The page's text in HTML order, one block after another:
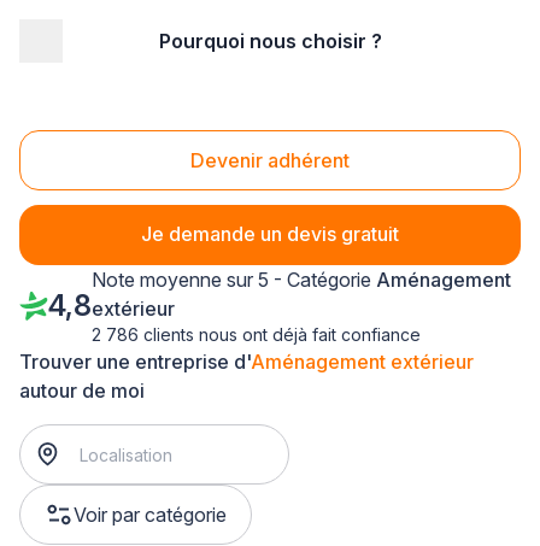
Pourquoi nous choisir ?
Devenir adhérent
Je demande un devis gratuit
Aménagement extérieur Le Haut-Corlay (22320)
Trouver une entreprise d'Aménagement extérieur
autour de moi
Voir par catégorie
4,8
Note moyenne sur 5 - Catégorie Aménagement
extérieur
2 786 clients nous ont déjà fait confiance